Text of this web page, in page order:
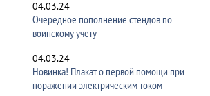
04.03.24
Очередное пополнение стендов по
воинскому учету
04.03.24
Новинка! Плакат о первой помощи при
поражении электрическим током